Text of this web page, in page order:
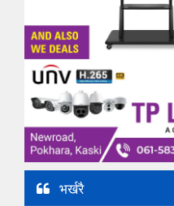
भर्खरै